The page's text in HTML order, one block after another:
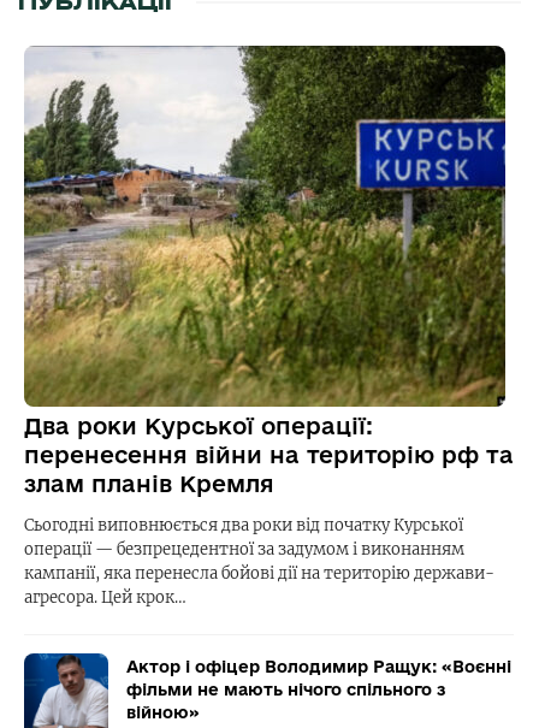
Два роки Курської операції:
перенесення війни на територію рф та
злам планів Кремля
Сьогодні виповнюється два роки від початку Курської
операції — безпрецедентної за задумом і виконанням
кампанії, яка перенесла бойові дії на територію держави-
агресора. Цей крок…
Актор і офіцер Володимир Ращук: «Воєнні
фільми не мають нічого спільного з
війною»